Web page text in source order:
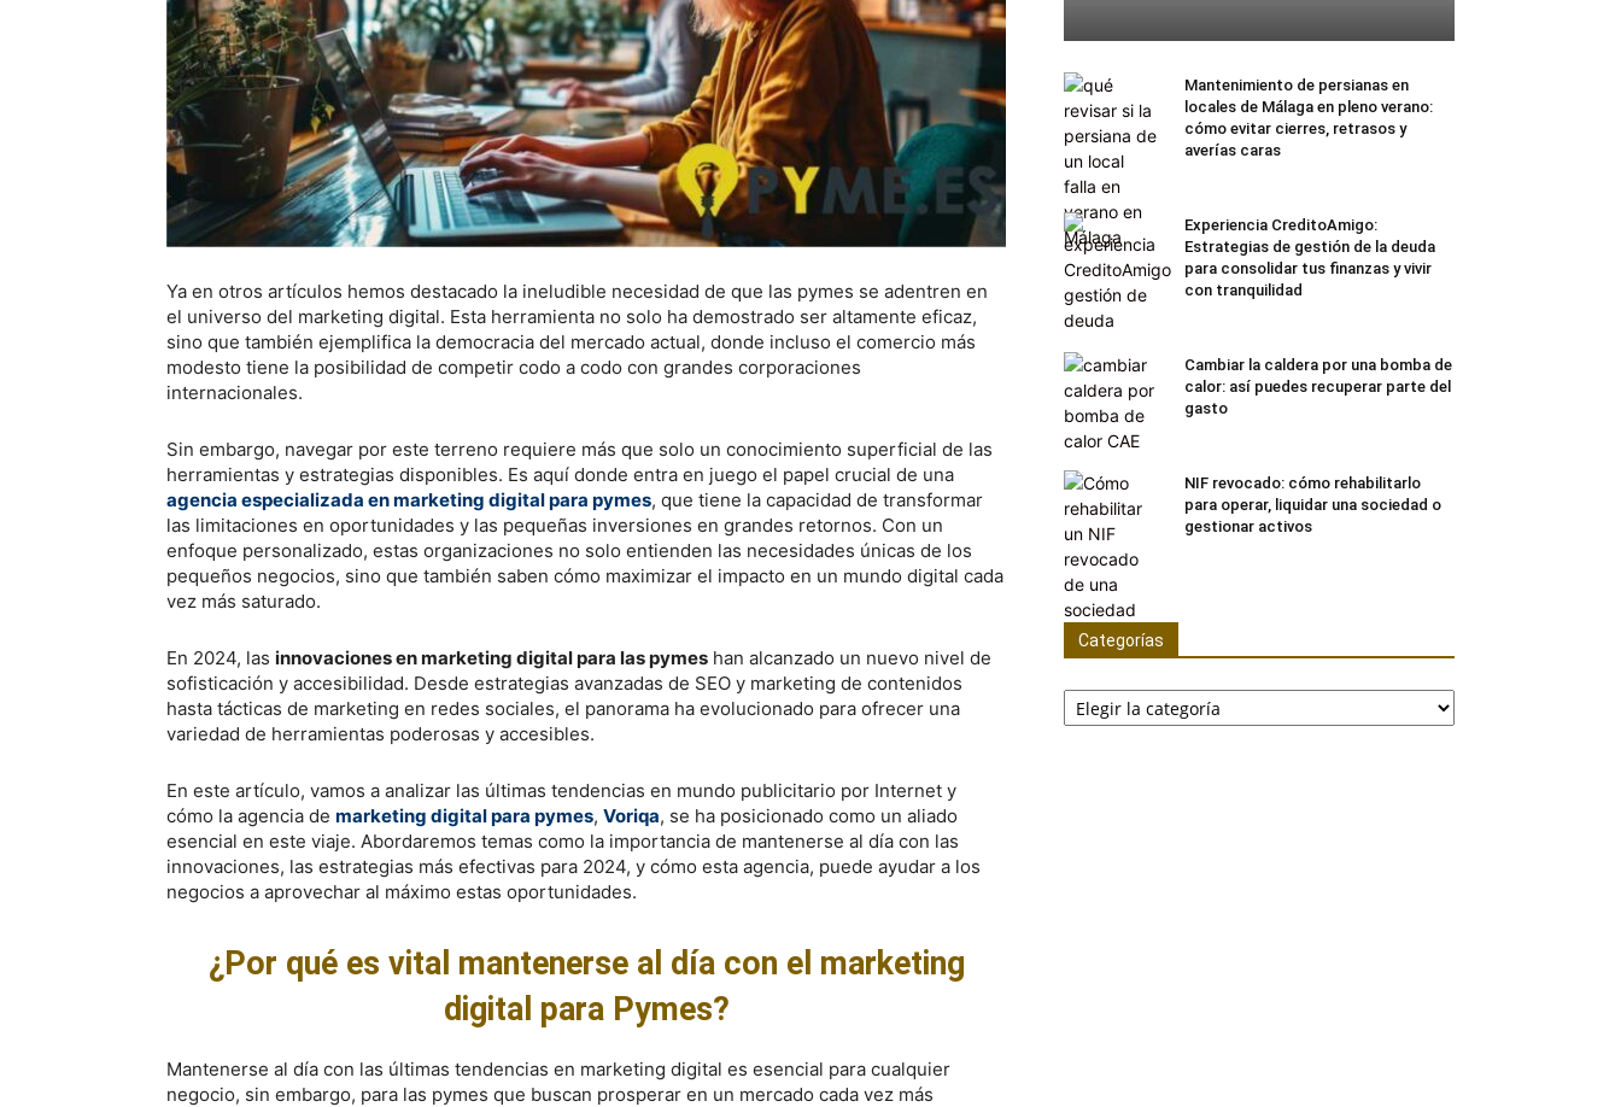
Ya en otros artículos hemos destacado la ineludible necesidad de que las pymes se adentren en
el universo del marketing digital. Esta herramienta no solo ha demostrado ser altamente eficaz,
sino que también ejemplifica la democracia del mercado actual, donde incluso el comercio más
modesto tiene la posibilidad de competir codo a codo con grandes corporaciones
internacionales.
Sin embargo, navegar por este terreno requiere más que solo un conocimiento superficial de las
herramientas y estrategias disponibles. Es aquí donde entra en juego el papel crucial de una
agencia especializada en marketing digital para pymes, que tiene la capacidad de transformar
las limitaciones en oportunidades y las pequeñas inversiones en grandes retornos. Con un
enfoque personalizado, estas organizaciones no solo entienden las necesidades únicas de los
pequeños negocios, sino que también saben cómo maximizar el impacto en un mundo digital cada
vez más saturado.
En 2024, las innovaciones en marketing digital para las pymes han alcanzado un nuevo nivel de
sofisticación y accesibilidad. Desde estrategias avanzadas de SEO y marketing de contenidos
hasta tácticas de marketing en redes sociales, el panorama ha evolucionado para ofrecer una
variedad de herramientas poderosas y accesibles.
En este artículo, vamos a analizar las últimas tendencias en mundo publicitario por Internet y
cómo la agencia de marketing digital para pymes, Voriqa, se ha posicionado como un aliado
esencial en este viaje. Abordaremos temas como la importancia de mantenerse al día con las
innovaciones, las estrategias más efectivas para 2024, y cómo esta agencia, puede ayudar a los
negocios a aprovechar al máximo estas oportunidades.
¿Por qué es vital mantenerse al día con el marketing
digital para Pymes?
Mantenerse al día con las últimas tendencias en marketing digital es esencial para cualquier
negocio, sin embargo, para las pymes que buscan prosperar en un mercado cada vez más
Mantenimiento de persianas en
locales de Málaga en pleno verano:
cómo evitar cierres, retrasos y
averías caras
Experiencia CreditoAmigo:
Estrategias de gestión de la deuda
para consolidar tus finanzas y vivir
con tranquilidad
Cambiar la caldera por una bomba de
calor: así puedes recuperar parte del
gasto
NIF revocado: cómo rehabilitarlo
para operar, liquidar una sociedad o
gestionar activos
Categorías
Categorías